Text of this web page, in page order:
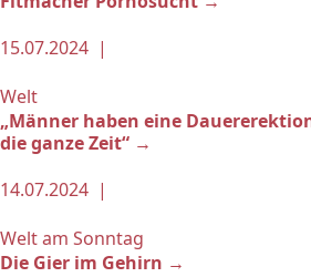
15.07.2024 |
Welt
„Männer haben eine
die ganze Zeit“ →
14.07.2024 |
Welt am Sonntag
Die Gier im Gehirn →